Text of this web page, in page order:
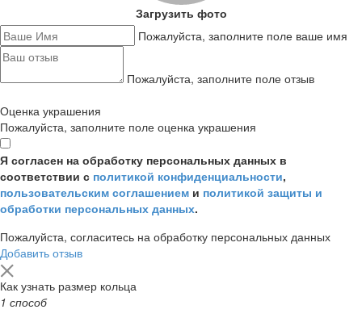
Загрузить фото
Пожалуйста, заполните поле ваше имя
Пожалуйста, заполните поле отзыв
Оценка украшения
Пожалуйста, заполните поле оценка украшения
Я согласен на обработку персональных данных в
соответствии с политикой конфиденциальности,
пользовательским соглашением и политикой защиты и
обработки персональных данных.
Пожалуйста, согласитесь на обработку персональных данных
Добавить отзыв
Как узнать размер кольца
1 способ